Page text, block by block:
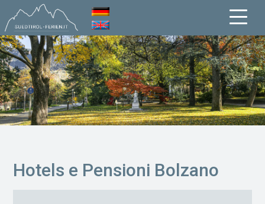
Hotels e Pensioni Bolzano